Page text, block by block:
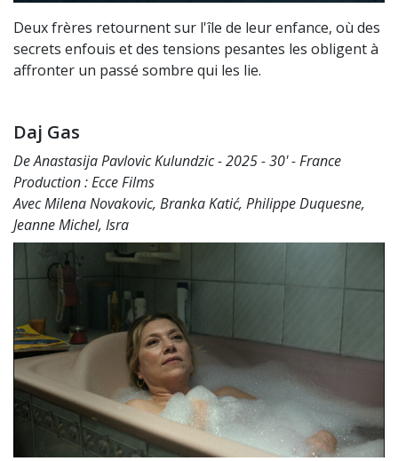
Deux frères retournent sur l'île de leur enfance, où des
secrets enfouis et des tensions pesantes les obligent à
affronter un passé sombre qui les lie.
Daj Gas
De Anastasija Pavlovic Kulundzic - 2025 - 30' - France
Production : Ecce Films
Avec Milena Novakovic, Branka Katić, Philippe Duquesne,
Jeanne Michel, Isra